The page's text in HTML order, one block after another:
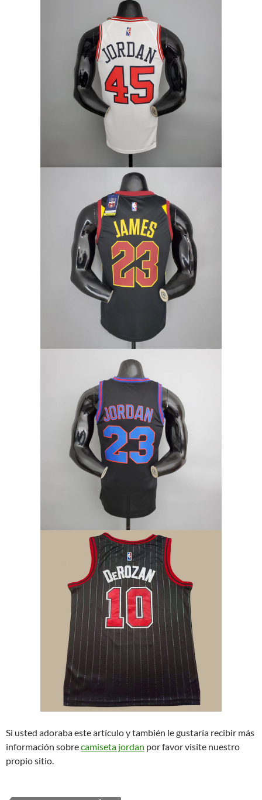
Si usted adoraba este artículo y también le gustaría recibir más
información sobrecamiseta jordan por favor visite nuestro
propio sitio.